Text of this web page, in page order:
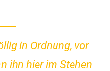
in Ordnung, vor
ihn hier im Stehen